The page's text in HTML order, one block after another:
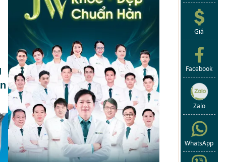
Giá
Facebook
Zalo
WhatsApp